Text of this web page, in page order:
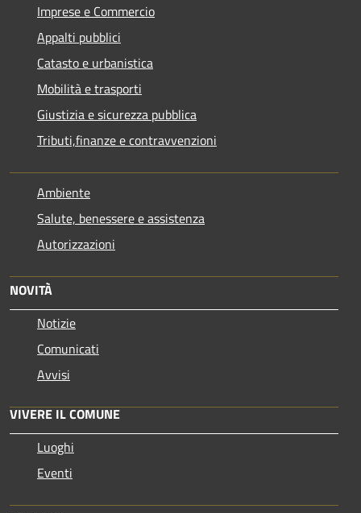
Imprese e Commercio
Appalti pubblici
Catasto e urbanistica
Mobilità e trasporti
Giustizia e sicurezza pubblica
Tributi,finanze e contravvenzioni
Ambiente
Salute, benessere e assistenza
Autorizzazioni
NOVITÀ
Notizie
Comunicati
Avvisi
VIVERE IL COMUNE
Luoghi
Eventi